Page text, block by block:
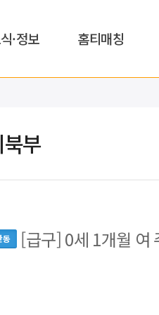
·정보 홈티매칭
부
동 [급구] 0세 1개월 여